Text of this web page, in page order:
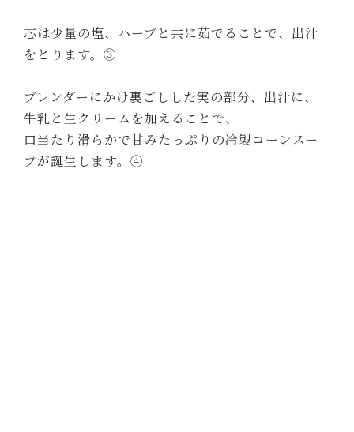
芯は少量の塩、ハーブと共に茹でることで、出汁
をとります。③
ブレンダーにかけ裏ごしした実の部分、出汁に、
牛乳と生クリームを加えることで、
口当たり滑らかで甘みたっぷりの冷製コーンスー
プが誕生します。④